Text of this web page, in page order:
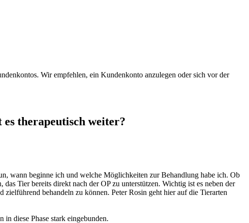
Wir empfehlen, ein Kundenkonto anzulegen oder sich vor der
therapeutisch weiter?
wann beginne ich und welche Möglichkeiten zur Behandlung habe ich. Ob
Tier bereits direkt nach der OP zu unterstützen. Wichtig ist es neben der
behandeln zu können. Peter Rosin geht hier auf die Tierarten
diese Phase stark eingebunden.